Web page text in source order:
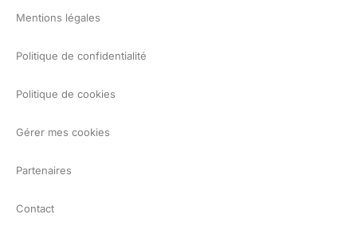
Mentions légales
Politique de confidentialité
Politique de cookies
Gérer mes cookies
Partenaires
Contact